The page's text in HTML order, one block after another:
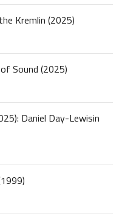
Kremlin (2025)
Sound (2025)
Daniel Day-Lewisin